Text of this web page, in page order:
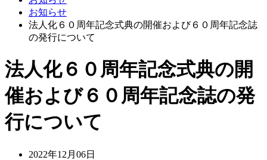
お知らせ
法人化６０周年記念式典の開催および６０周年記念誌
の発行について
法人化６０周年記念式典の開
催および６０周年記念誌の発
行について
2022年12月06日